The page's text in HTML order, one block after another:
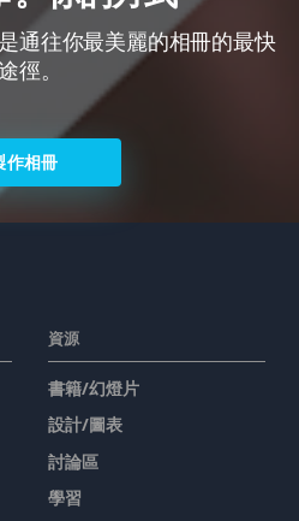
通往你最美麗的相冊的最快
徑。
作相冊
資源
書籍/幻燈片
設計/圖表
討論區
學習